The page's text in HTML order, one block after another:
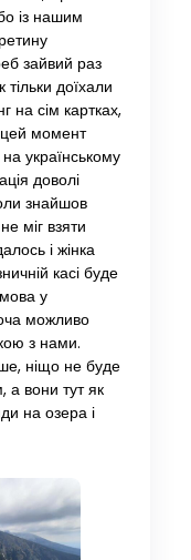
із нашим
зайвий раз
доїхали
на сім картках,
момент
українському
доволі
знайшов
міг взяти
і жінка
касі буде
у
можливо
з нами.
ніщо не буде
а вони тут як
на озера і